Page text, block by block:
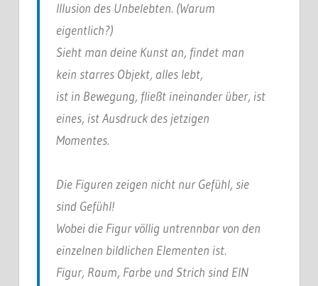
Illusion des Unbelebten. (Warum
eigentlich?)
Sieht man deine Kunst an, findet man
kein starres Objekt, alles lebt,
ist in Bewegung, fließt ineinander über, ist
eines, ist Ausdruck des jetzigen
Momentes.
Die Figuren zeigen nicht nur Gefühl, sie
sind Gefühl!
Wobei die Figur völlig untrennbar von den
einzelnen bildlichen Elementen ist.
Figur, Raum, Farbe und Strich sind EIN